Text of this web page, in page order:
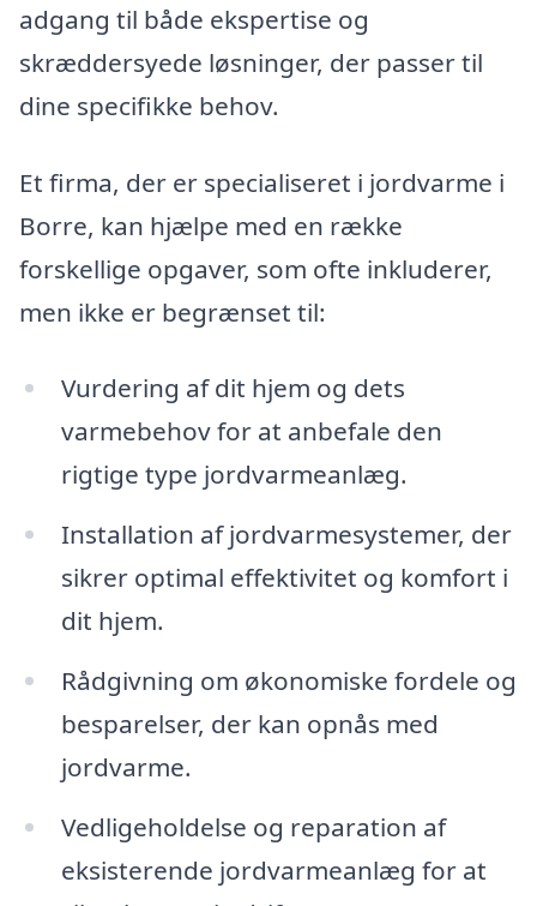
adgang til både ekspertise og
skræddersyede løsninger, der passer til
dine specifikke behov.
Et firma, der er specialiseret i jordvarme i
Borre, kan hjælpe med en række
forskellige opgaver, som ofte inkluderer,
men ikke er begrænset til:
Vurdering af dit hjem og dets
varmebehov for at anbefale den
rigtige type jordvarmeanlæg.
Installation af jordvarmesystemer, der
sikrer optimal effektivitet og komfort i
dit hjem.
Rådgivning om økonomiske fordele og
besparelser, der kan opnås med
jordvarme.
Vedligeholdelse og reparation af
eksisterende jordvarmeanlæg for at